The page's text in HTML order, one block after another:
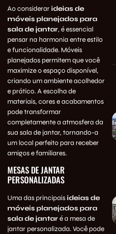
Ao considerarideias de
móveis planejados para
sala de jantar, é essencial
pensar na harmonia entre estilo
e funcionalidade. Móveis
planejados permitem que você
maximize o espaço disponível,
criando um ambiente acolhedor
e prático. A escolha de
materiais, cores e acabamentos
pode transformar
completamente a atmosfera da
sua sala de jantar, tornando-a
um local perfeito para receber
amigos e familiares.
MESAS DE JANTAR
PERSONALIZADAS
Uma das principaisideias de
móveis planejados para
sala de jantaré a mesa de
jantar personalizada. Você pode